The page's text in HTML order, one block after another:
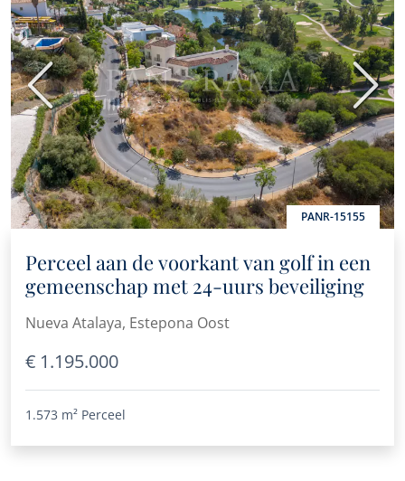
PANR-15155
Vorige
Perceel aan de voorkant van golf in een
gemeenschap met 24-uurs beveiliging
Nueva Atalaya, Estepona Oost
€ 1.195.000
1.573 m² Perceel